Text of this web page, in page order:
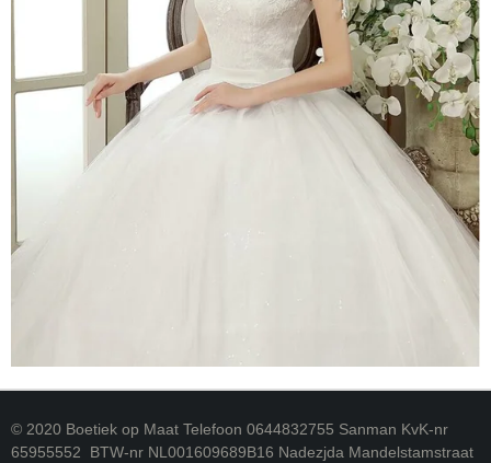
© 2020 Boetiek op Maat Telefoon 0644832755 Sanman KvK-nr
65955552 BTW-nr NL001609689B16 Nadezjda Mandelstamstraat